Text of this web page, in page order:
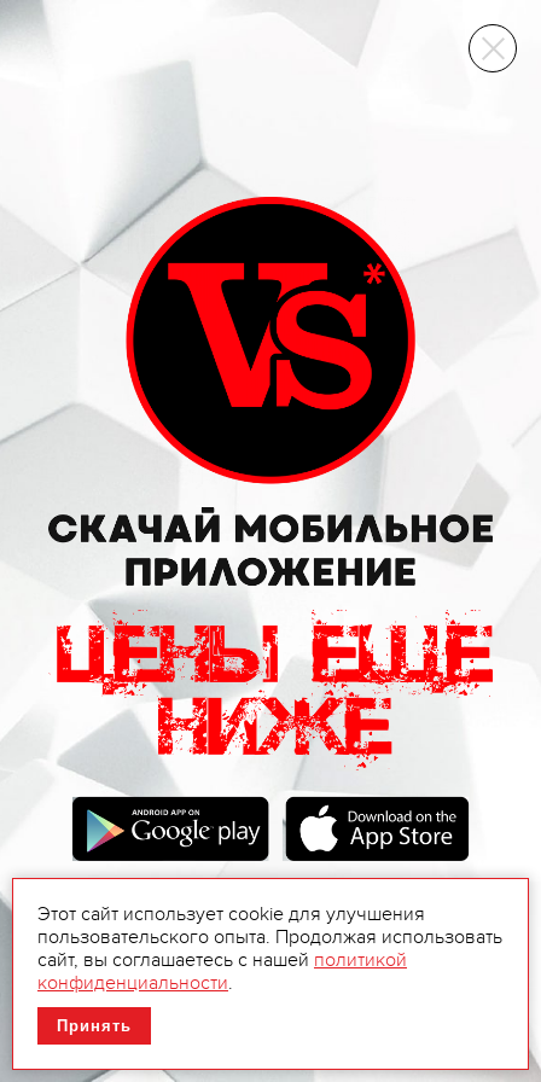
ВИННЫЙ СКЛАД
Этот сайт использует cookie для улучшения
пользовательского опыта. Продолжая использовать
сайт, вы соглашаетесь с нашей политикой
конфиденциальности.
Принять